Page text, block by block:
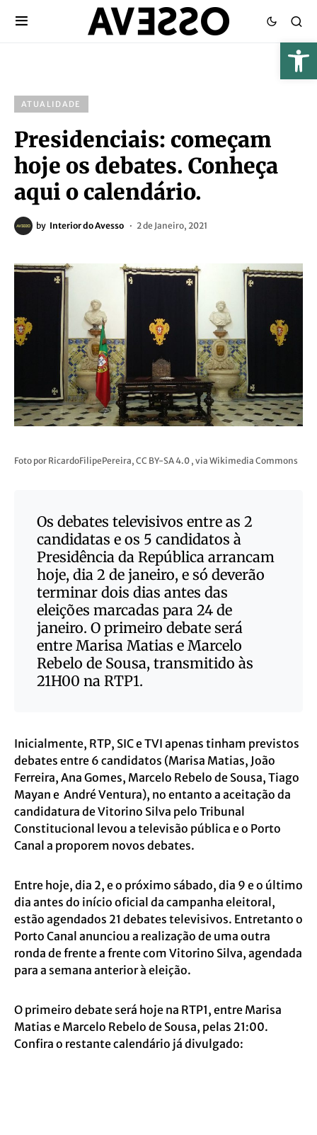
ATUALIDADE
Presidenciais: começam
hoje os debates. Conheça
aqui o calendário.
by Interior do Avesso 2 de Janeiro, 2021
Foto por RicardoFilipePereira, CC BY-SA 4.0 , via Wikimedia Commons
Os debates televisivos entre as 2
candidatas e os 5 candidatos à
Presidência da República arrancam
hoje, dia 2 de janeiro, e só deverão
terminar dois dias antes das
eleições marcadas para 24 de
janeiro. O primeiro debate será
entre Marisa Matias e Marcelo
Rebelo de Sousa, transmitido às
21H00 na RTP1.
Inicialmente, RTP, SIC e TVI apenas tinham previstos
debates entre 6 candidatos (Marisa Matias, João
Ferreira, Ana Gomes, Marcelo Rebelo de Sousa, Tiago
Mayan e André Ventura), no entanto a aceitação da
candidatura de Vitorino Silva pelo Tribunal
Constitucional levou a televisão pública e o Porto
Canal a proporem novos debates.
Entre hoje, dia 2, e o próximo sábado, dia 9 e o último
dia antes do início oficial da campanha eleitoral,
estão agendados 21 debates televisivos. Entretanto o
Porto Canal anunciou a realização de uma outra
ronda de frente a frente com Vitorino Silva, agendada
para a semana anterior à eleição.
O primeiro debate será hoje na RTP1, entre Marisa
Matias e Marcelo Rebelo de Sousa, pelas 21:00.
Confira o restante calendário já divulgado: